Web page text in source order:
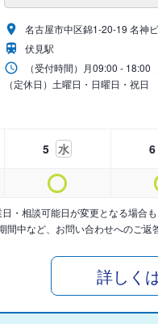
名古屋市中区錦1-20-19 名神
伏見駅
（受付時間） 月09:00 - 18:00
（定休日）土曜日・日曜日・祝日
5 水 6
・相談可能日が変更となる場合
間中など、お問い合わせへのご
詳しく